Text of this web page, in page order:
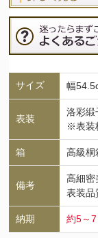
サイズ 幅
表装
洛彩緞
※表装
箱 高級
備考
高細密
表装品
納期 約5～